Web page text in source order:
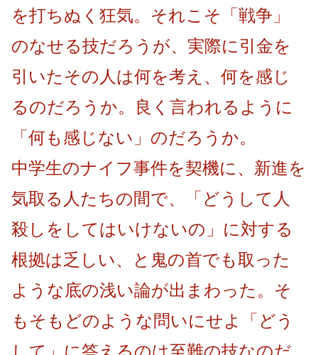
を打ちぬく狂気。それこそ「戦争」
のなせる技だろうが、実際に引金を
引いたその人は何を考え、何を感じ
るのだろうか。良く言われるように
「何も感じない」のだろうか。
中学生のナイフ事件を契機に、新進を
気取る人たちの間で、「どうして人
殺しをしてはいけないの」に対する
根拠は乏しい、と鬼の首でも取った
ような底の浅い論が出まわった。そ
もそもどのような問いにせよ「どう